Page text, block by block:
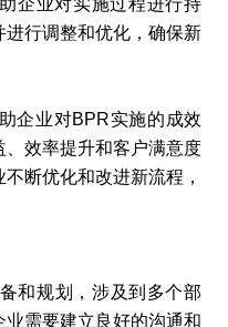
企业对实施过程进行持
行调整和优化，确保新
企业对BPR实施的成效
效率提升和客户满意度
断优化和改进新流程，
和规划，涉及到多个部
需要建立良好的沟通和